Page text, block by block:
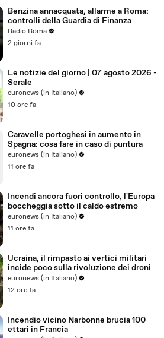
Benzina annacquata, allarme a Roma:
controlli della Guardia di Finanza
Radio Roma
2 giorni fa
Le notizie del giorno | 07 agosto 2026 -
Serale
euronews (in Italiano)
10 ore fa
Caravelle portoghesi in aumento in
Spagna: cosa fare in caso di puntura
euronews (in Italiano)
11 ore fa
Incendi ancora fuori controllo, l'Europa
boccheggia sotto il caldo estremo
euronews (in Italiano)
11 ore fa
Ucraina, il rimpasto ai vertici militari
incide poco sulla rivoluzione dei droni
euronews (in Italiano)
12 ore fa
Incendio vicino Narbonne brucia 100
ettari in Francia